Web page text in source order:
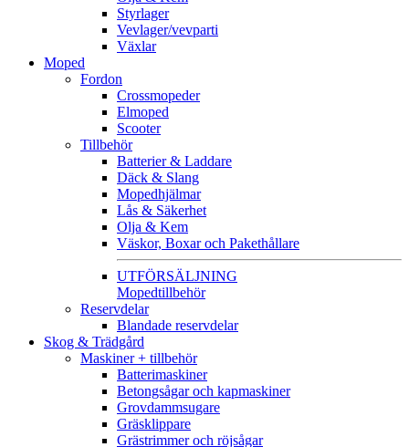
Styrlager
Vevlager/vevparti
Växlar
Moped
Fordon
Crossmopeder
Elmoped
Scooter
Tillbehör
Batterier & Laddare
Däck & Slang
Mopedhjälmar
Lås & Säkerhet
Olja & Kem
Väskor, Boxar och Pakethållare
UTFÖRSÄLJNING
Mopedtillbehör
Reservdelar
Blandade reservdelar
Skog & Trädgård
Maskiner + tillbehör
Batterimaskiner
Betongsågar och kapmaskiner
Grovdammsugare
Gräsklippare
Grästrimmer och röjsågar